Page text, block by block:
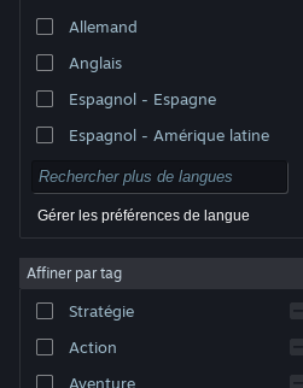
© Valve Corporation. Tous droits réservés. Toutes les
titulaires aux États-Unis et dans d'autres pays.
Accessibilité
Remboursements
Allemand
Anglais
Espagnol - Espagne
Espagnol - Amérique latine
Gérer les préférences de langue
Affiner par tag
Stratégie
Action
Aventure